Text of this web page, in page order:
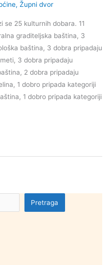
Pretraga
, Župni dvor
se 25 kulturnih dobara. 11
graditeljska baština, 3
baština, 3 dobra pripadaju
3 dobra pripadaju
2 dobra pripadaju
1 dobro pripada kategoriji
1 dobro pripada kategoriji